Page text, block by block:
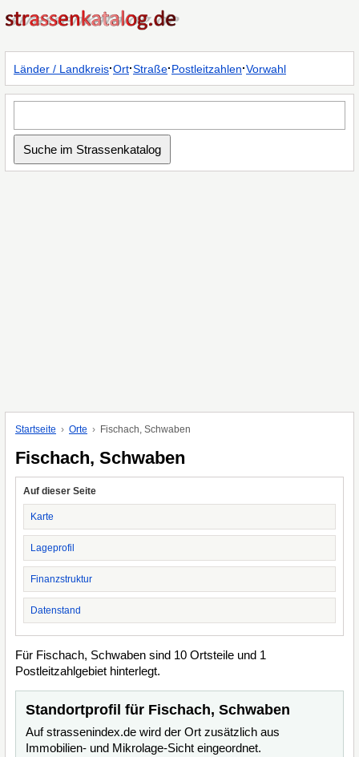
Länder / Landkreis·Ort·Straße·Postleitzahlen·Vorwahl
Startseite Orte Fischach, Schwaben
Fischach, Schwaben
Auf dieser Seite
Karte
Lageprofil
Finanzstruktur
Datenstand
Für Fischach, Schwaben sind 10 Ortsteile und 1
Postleitzahlgebiet hinterlegt.
Standortprofil für Fischach, Schwaben
Auf strassenindex.de wird der Ort zusätzlich aus
Immobilien- und Mikrolage-Sicht eingeordnet.